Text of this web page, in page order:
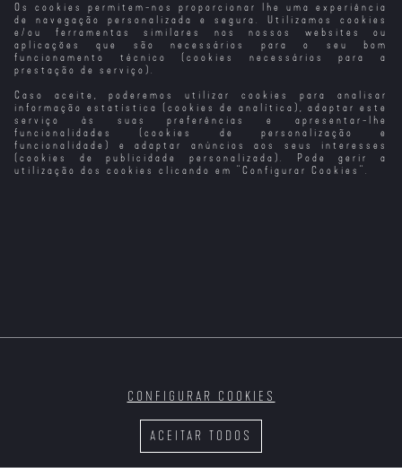
Os cookies permitem-nos proporcionar lhe uma experiência
de navegação personalizada e segura. Utilizamos cookies
e/ou ferramentas similares nos nossos websites ou
aplicações que são necessários para o seu bom
funcionamento técnico (cookies necessários para a
prestação de serviço).
Caso aceite, poderemos utilizar cookies para analisar
informação estatística (cookies de analítica), adaptar este
serviço às suas preferências e apresentar-lhe
funcionalidades (cookies de personalização e
funcionalidade) e adaptar anúncios aos seus interesses
(cookies de publicidade personalizada). Pode gerir a
utilização dos cookies clicando em " Configurar Cookies ".
ACEITAR TODOS
CONFIGURAR COOKIES
A Corrida Mais
Louca da Europa
(VP)
O Homem Mais
Sortudo da
América
As Cinquenta
Sombras Mais
Negras
(Unmasked
Edition)
Quanto Mais
Quente Melhor
Creoula
Cheiro das
Coisas
Sangue Do Meu